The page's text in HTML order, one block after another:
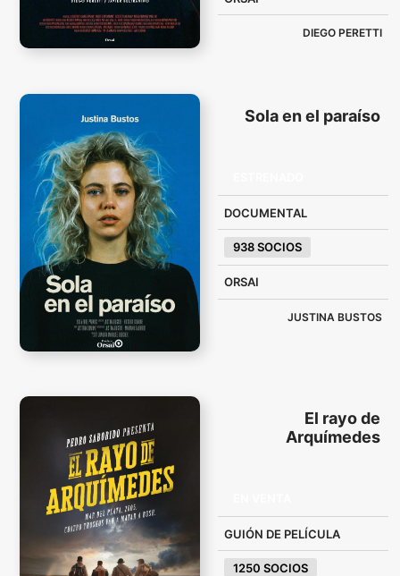
DIEGO PERETTI
Sola en el paraíso
DOCUMENTAL
938 SOCIOS
ORSAI
JUSTINA BUSTOS
El rayo de
Arquímedes
GUIÓN DE PELÍCULA
1250 SOCIOS